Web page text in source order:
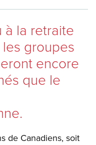
à la retraite
groupes
encore
que le
de Canadiens, soit